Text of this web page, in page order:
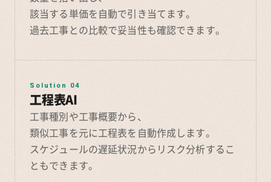
該当する単価を自動で引き当てます。
過去工事との比較で妥当性も確認できます。
Solution 04
工程表AI
工事種別や工事概要から、
類似工事を元に工程表を自動作成します。
スケジュールの遅延状況からリスク分析するこ
ともできます。